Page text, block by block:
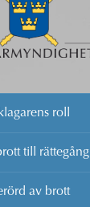
roll
till rättegång
av brott